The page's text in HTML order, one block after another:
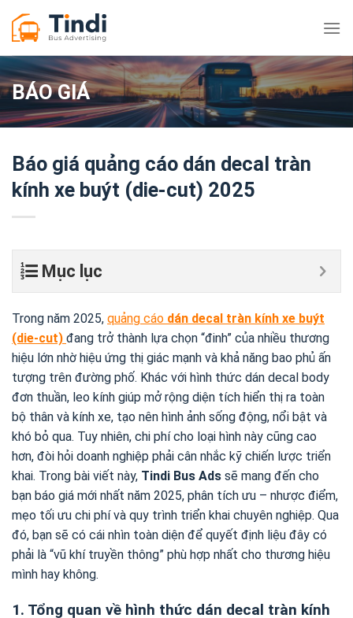
qua
dung
BÁO GIÁ
Báo giá quảng cáo dán decal tràn
kính xe buýt (die-cut) 2025
Mục lục
Trong năm 2025, quảng cáo dán decal tràn kính xe buýt
(die-cut) đang trở thành lựa chọn “đinh” của nhiều thương
hiệu lớn nhờ hiệu ứng thị giác mạnh và khả năng bao phủ ấn
tượng trên đường phố. Khác với hình thức dán decal body
đơn thuần, leo kính giúp mở rộng diện tích hiển thị ra toàn
bộ thân và kính xe, tạo nên hình ảnh sống động, nổi bật và
khó bỏ qua. Tuy nhiên, chi phí cho loại hình này cũng cao
hơn, đòi hỏi doanh nghiệp phải cân nhắc kỹ chiến lược triển
khai. Trong bài viết này, Tindi Bus Ads sẽ mang đến cho
bạn báo giá mới nhất năm 2025, phân tích ưu – nhược điểm,
mẹo tối ưu chi phí và quy trình triển khai chuyên nghiệp. Qua
đó, bạn sẽ có cái nhìn toàn diện để quyết định liệu đây có
phải là “vũ khí truyền thông” phù hợp nhất cho thương hiệu
mình hay không.
1. Tổng quan về hình thức dán decal tràn kính